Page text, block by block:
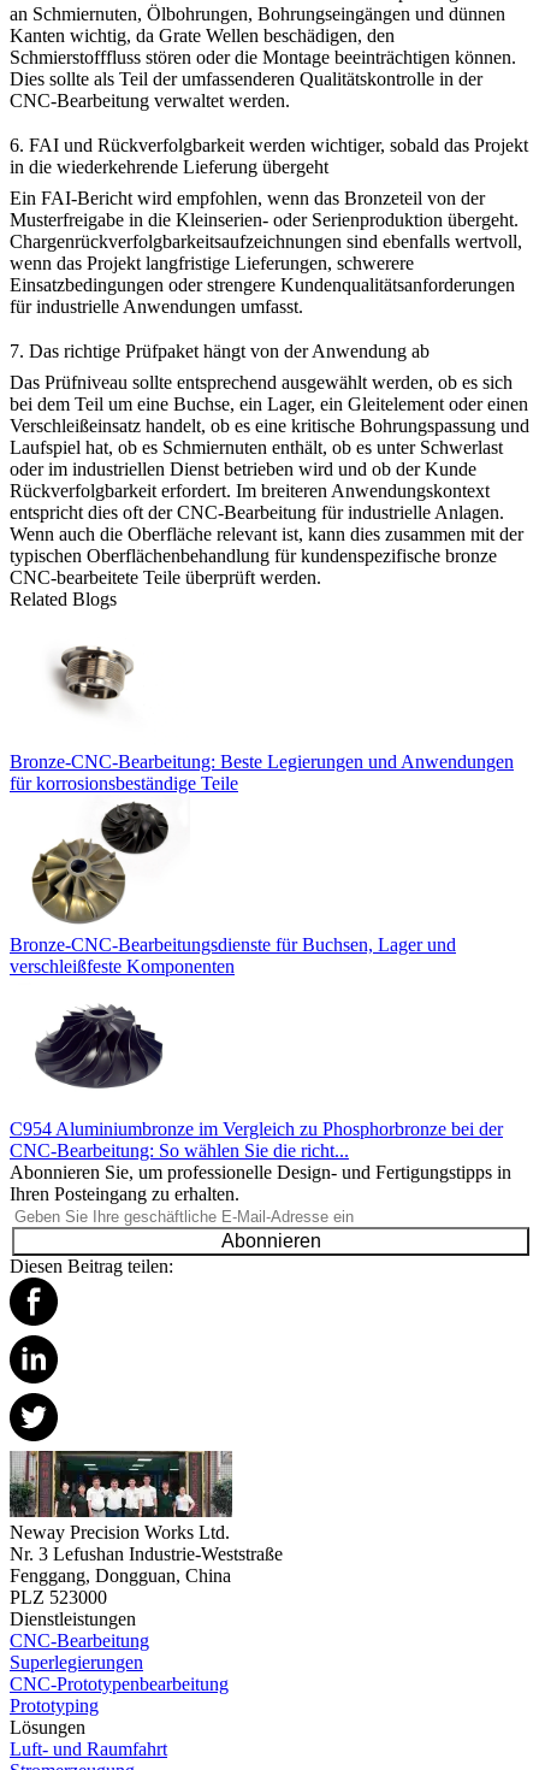
an Schmiernuten, Ölbohrungen, Bohrungseingängen und dünnen
Kanten wichtig, da Grate Wellen beschädigen, den
Schmierstofffluss stören oder die Montage beeinträchtigen können.
Dies sollte als Teil der umfassenderen Qualitätskontrolle in der
CNC-Bearbeitung verwaltet werden.
6. FAI und Rückverfolgbarkeit werden wichtiger, sobald das Projekt
in die wiederkehrende Lieferung übergeht
Ein FAI-Bericht wird empfohlen, wenn das Bronzeteil von der
Musterfreigabe in die Kleinserien- oder Serienproduktion übergeht.
Chargenrückverfolgbarkeitsaufzeichnungen sind ebenfalls wertvoll,
wenn das Projekt langfristige Lieferungen, schwerere
Einsatzbedingungen oder strengere Kundenqualitätsanforderungen
für industrielle Anwendungen umfasst.
7. Das richtige Prüfpaket hängt von der Anwendung ab
Das Prüfniveau sollte entsprechend ausgewählt werden, ob es sich
bei dem Teil um eine Buchse, ein Lager, ein Gleitelement oder einen
Verschleißeinsatz handelt, ob es eine kritische Bohrungspassung und
Laufspiel hat, ob es Schmiernuten enthält, ob es unter Schwerlast
oder im industriellen Dienst betrieben wird und ob der Kunde
Rückverfolgbarkeit erfordert. Im breiteren Anwendungskontext
entspricht dies oft derCNC-Bearbeitung für industrielle Anlagen.
Wenn auch die Oberfläche relevant ist, kann dies zusammen mit der
typischen Oberflächenbehandlung für kundenspezifische bronze
CNC-bearbeitete Teile überprüft werden.
Related Blogs
Bronze-CNC-Bearbeitung: Beste Legierungen und Anwendungen
für korrosionsbeständige Teile
Bronze-CNC-Bearbeitungsdienste für Buchsen, Lager und
verschleißfeste Komponenten
C954 Aluminiumbronze im Vergleich zu Phosphorbronze bei der
CNC-Bearbeitung: So wählen Sie die richt...
Abonnieren Sie, um professionelle Design- und Fertigungstipps in
Ihren Posteingang zu erhalten.
Abonnieren
Diesen Beitrag teilen:
Neway Precision Works Ltd.
Nr. 3 Lefushan Industrie-Weststraße
Fenggang, Dongguan, China
PLZ 523000
Dienstleistungen
CNC-Bearbeitung
Superlegierungen
CNC-Prototypenbearbeitung
Prototyping
Lösungen
Luft- und Raumfahrt